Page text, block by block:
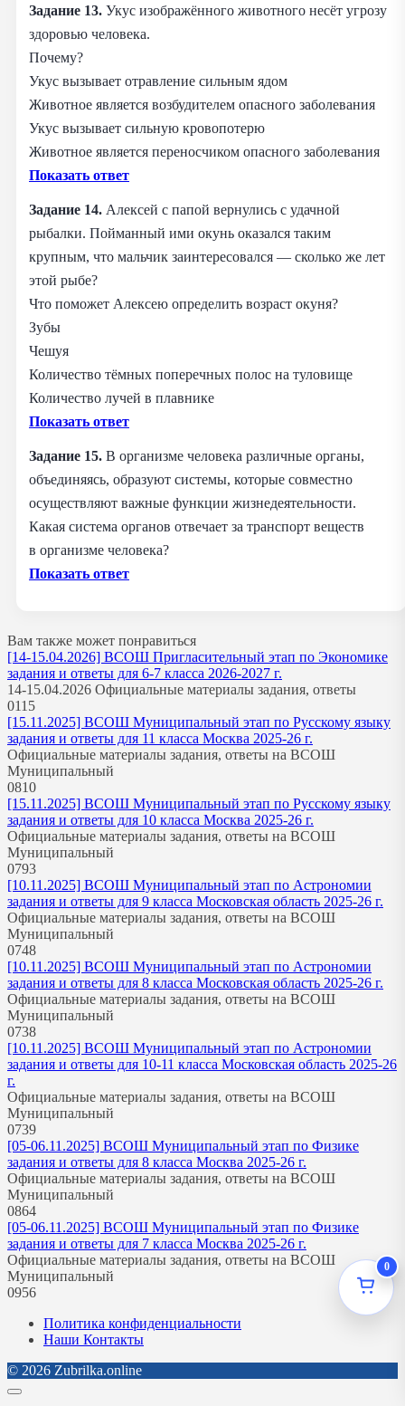
Задание 13. Укус изображённого животного несёт угрозу
здоровью человека.
Почему?
Укус вызывает отравление сильным ядом
Животное является возбудителем опасного заболевания
Укус вызывает сильную кровопотерю
Животное является переносчиком опасного заболевания
Показать ответ
Задание 14. Алексей с папой вернулись с удачной
рыбалки. Пойманный ими окунь оказался таким
крупным, что мальчик заинтересовался — сколько же лет
этой рыбе?
Что поможет Алексею определить возраст окуня?
Зубы
Чешуя
Количество тёмных поперечных полос на туловище
Количество лучей в плавнике
Показать ответ
Задание 15. В организме человека различные органы,
объединяясь, образуют системы, которые совместно
осуществляют важные функции жизнедеятельности.
Какая система органов отвечает за транспорт веществ
в организме человека?
Показать ответ
Вам также может понравиться
[14-15.04.2026] ВСОШ Пригласительный этап по Экономике
задания и ответы для 6-7 класса 2026-2027 г.
14-15.04.2026 Официальные материалы задания, ответы
0115
[15.11.2025] ВСОШ Муниципальный этап по Русскому языку
задания и ответы для 11 класса Москва 2025-26 г.
Официальные материалы задания, ответы на ВСОШ
Муниципальный
0810
[15.11.2025] ВСОШ Муниципальный этап по Русскому языку
задания и ответы для 10 класса Москва 2025-26 г.
Официальные материалы задания, ответы на ВСОШ
Муниципальный
0793
[10.11.2025] ВСОШ Муниципальный этап по Астрономии
задания и ответы для 9 класса Московская область 2025-26 г.
Официальные материалы задания, ответы на ВСОШ
Муниципальный
0748
[10.11.2025] ВСОШ Муниципальный этап по Астрономии
задания и ответы для 8 класса Московская область 2025-26 г.
Официальные материалы задания, ответы на ВСОШ
Муниципальный
0738
[10.11.2025] ВСОШ Муниципальный этап по Астрономии
задания и ответы для 10-11 класса Московская область 2025-26
г.
Официальные материалы задания, ответы на ВСОШ
Муниципальный
0739
[05-06.11.2025] ВСОШ Муниципальный этап по Физике
задания и ответы для 8 класса Москва 2025-26 г.
Официальные материалы задания, ответы на ВСОШ
Муниципальный
0864
[05-06.11.2025] ВСОШ Муниципальный этап по Физике
задания и ответы для 7 класса Москва 2025-26 г.
Официальные материалы задания, ответы на ВСОШ
Муниципальный
0956
Политика конфиденциальности
Наши Контакты
© 2026 Zubrilka.online
0